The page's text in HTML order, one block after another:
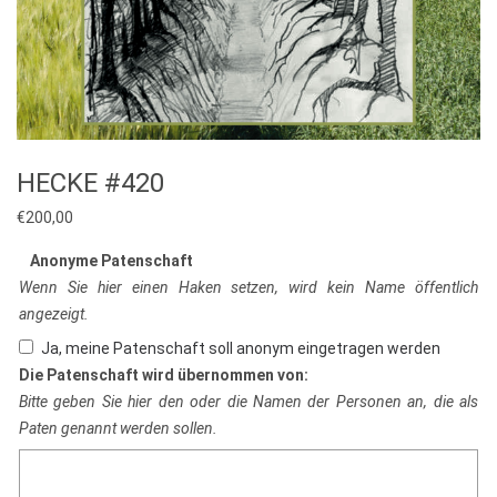
HECKE #420
€200,00
Anonyme Patenschaft
Wenn Sie hier einen Haken setzen, wird kein Name öffentlich
angezeigt.
Ja, meine Patenschaft soll anonym eingetragen werden
Die Patenschaft wird übernommen von:
Bitte geben Sie hier den oder die Namen der Personen an, die als
Paten genannt werden sollen.